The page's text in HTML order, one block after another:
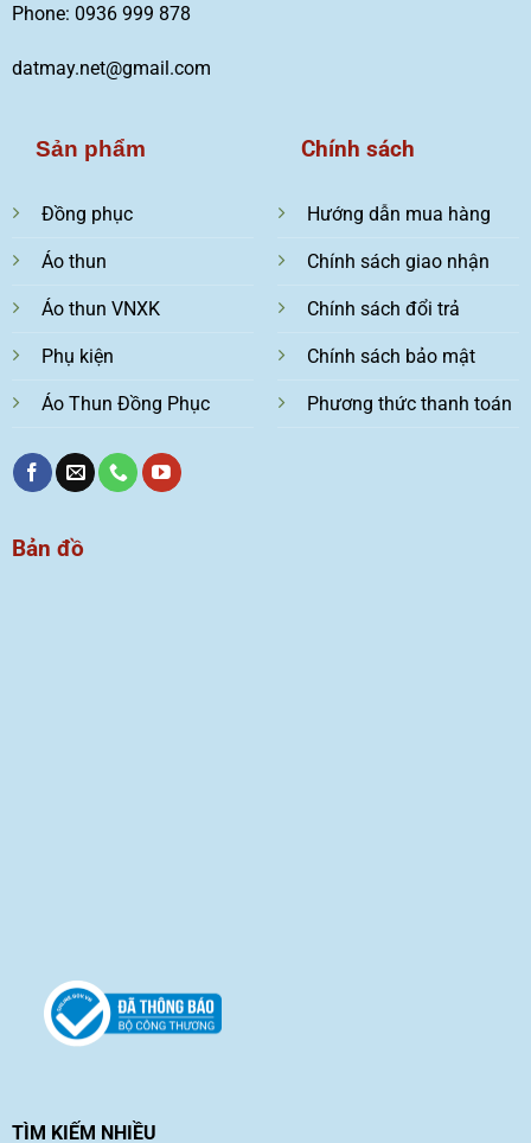
Phone: 0936 999 878
datmay.net@gmail.com
Sản phẩm
Đồng phục
Áo thun
Áo thun VNXK
Phụ kiện
Áo Thun Đồng Phục
Chính sách
Hướng dẫn mua hàng
Chính sách giao nhận
Chính sách đổi trả
Chính sách bảo mật
Phương thức thanh toán
Bản đồ
TÌM KIẾM NHIỀU